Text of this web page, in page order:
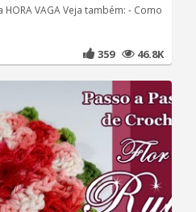
HORA VAGA Veja também: - Como
359 46.8K